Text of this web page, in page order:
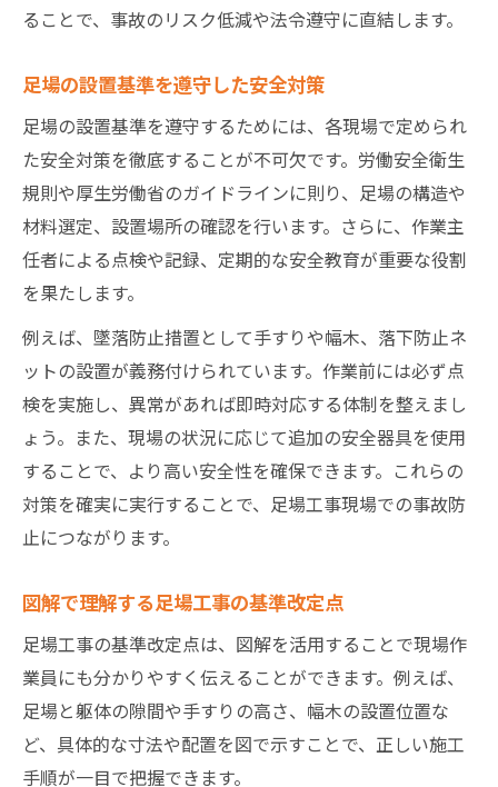
ることで、事故のリスク低減や法令遵守に直結します。
足場の設置基準を遵守した安全対策
足場の設置基準を遵守するためには、各現場で定められ
た安全対策を徹底することが不可欠です。労働安全衛生
規則や厚生労働省のガイドラインに則り、足場の構造や
材料選定、設置場所の確認を行います。さらに、作業主
任者による点検や記録、定期的な安全教育が重要な役割
を果たします。
例えば、墜落防止措置として手すりや幅木、落下防止ネ
ットの設置が義務付けられています。作業前には必ず点
検を実施し、異常があれば即時対応する体制を整えまし
ょう。また、現場の状況に応じて追加の安全器具を使用
することで、より高い安全性を確保できます。これらの
対策を確実に実行することで、足場工事現場での事故防
止につながります。
図解で理解する足場工事の基準改定点
足場工事の基準改定点は、図解を活用することで現場作
業員にも分かりやすく伝えることができます。例えば、
足場と躯体の隙間や手すりの高さ、幅木の設置位置な
ど、具体的な寸法や配置を図で示すことで、正しい施工
手順が一目で把握できます。